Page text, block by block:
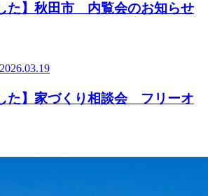
た】秋田市 内覧会のお知らせ
2026.03.19
た】家づくり相談会 フリーオ